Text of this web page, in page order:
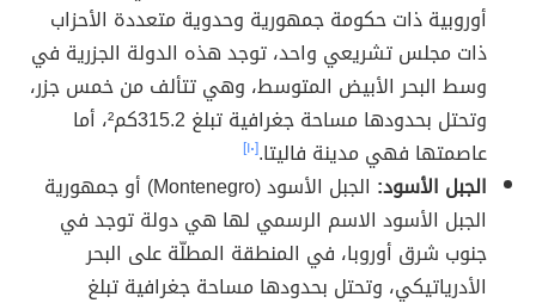
أوروبية ذات حكومة جمهورية وحدوية متعددة الأحزاب
ذات مجلس تشريعي واحد، توجد هذه الدولة الجزرية في
وسط البحر الأبيض المتوسط، وهي تتألف من خمس جزر،
وتحتل بحدودها مساحة جغرافية تبلغ 315.2كم²، أما
عاصمتها فهي مدينة فاليتا.[١٠]
الجبل الأسود:
الجبل الأسود (Montenegro) أو جمهورية
الجبل الأسود الاسم الرسمي لها هي دولة توجد في
جنوب شرق أوروبا، في المنطقة المطلّة على البحر
الأدرياتيكي، وتحتل بحدودها مساحة جغرافية تبلغ